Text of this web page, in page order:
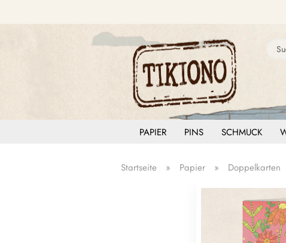
PAPIER PINS SCHMUCK
Startseite » Papier » Doppelkarten